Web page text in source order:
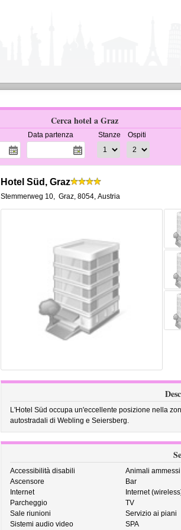
Cerca hotel a Graz
Data partenza Stanze Ospiti
Hotel Süd, Graz
Stemmerweg 10, Graz, 8054, Austria
L'Hotel Süd occupa un'eccellente posizione nella
autostradali di Webling e Seiersberg.
Accessibilità disabili Animali ammessi
Ascensore
Bar
Internet
Internet
Parcheggio
TV
Sale riunioni
Servizio ai piani
Sistemi audio video
SPA